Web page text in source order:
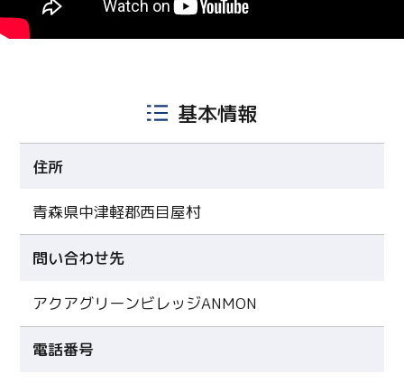
基本情報
住所
青森県中津軽郡西目屋村
問い合わせ先
アクアグリーンビレッジANMON
電話番号